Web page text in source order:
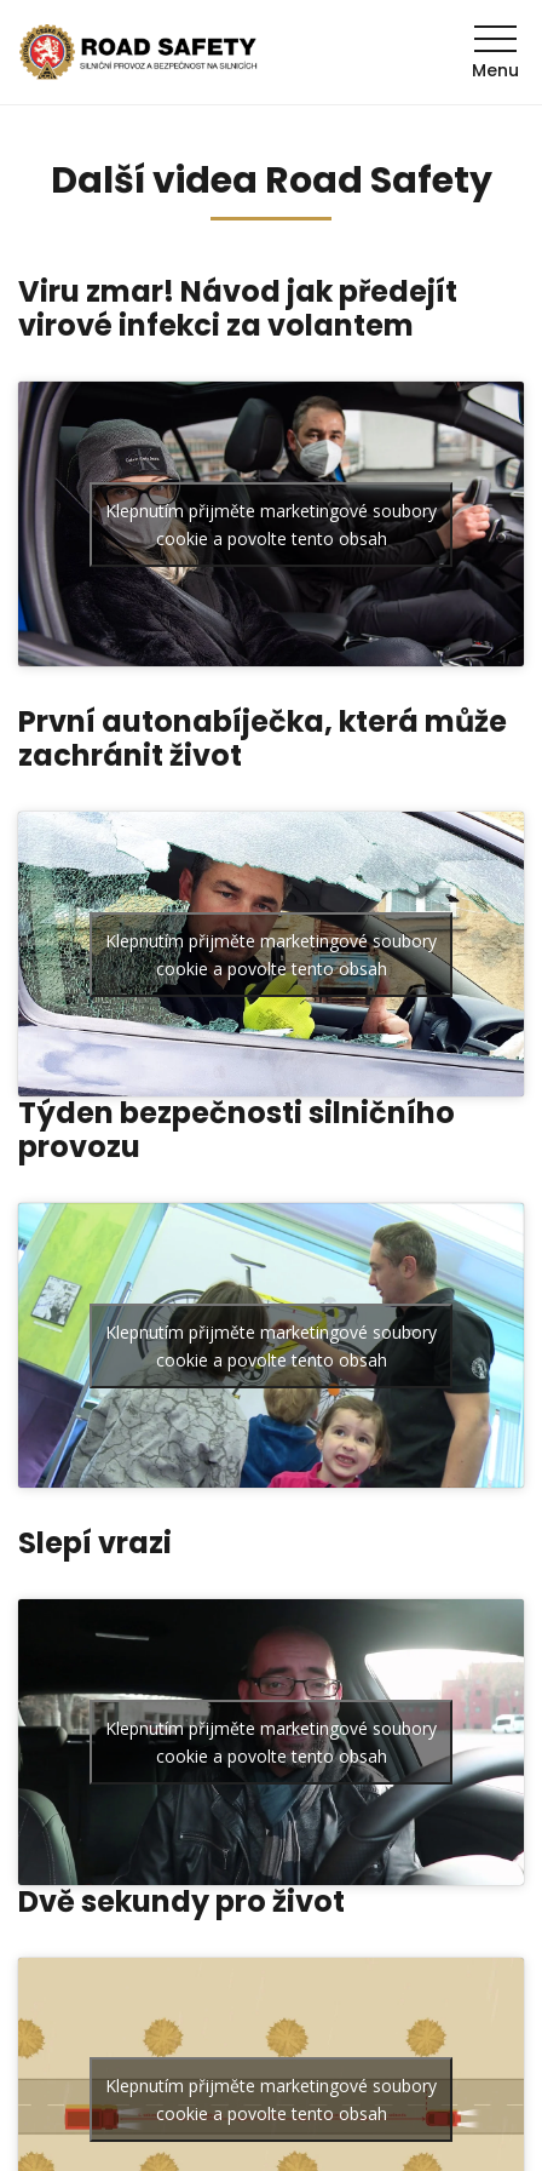
Menu
Další videa Road Safety
Viru zmar! Návod jak předejít
virové infekci za volantem
Klepnutím přijměte marketingové soubory
cookie a povolte tento obsah
První autonabíječka, která může
zachránit život
Klepnutím přijměte marketingové soubory
cookie a povolte tento obsah
Týden bezpečnosti silničního
provozu
Klepnutím přijměte marketingové soubory
cookie a povolte tento obsah
Slepí vrazi
Klepnutím přijměte marketingové soubory
cookie a povolte tento obsah
Dvě sekundy pro život
Klepnutím přijměte marketingové soubory
cookie a povolte tento obsah